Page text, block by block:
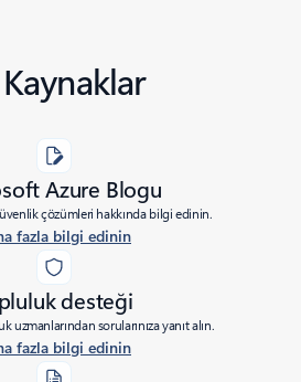
Azure Blogu
çözümleri hakkında bilgi edinin.
fazla bilgi edinin
desteği
uzmanlarından sorularınıza yanıt alın.
fazla bilgi edinin